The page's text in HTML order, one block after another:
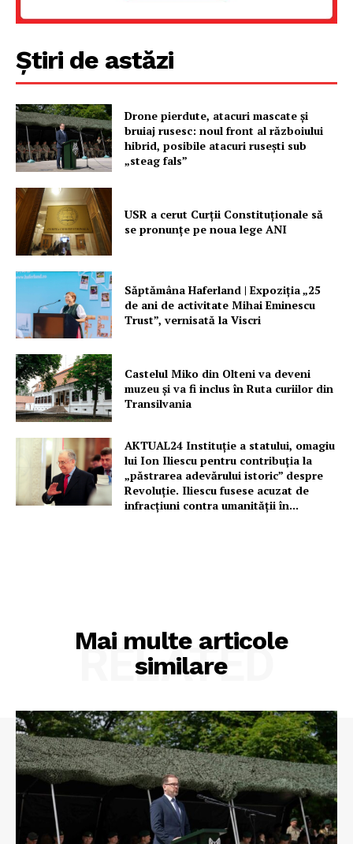
Un proiect
FREEDOM HOUSE ROMÂNIA
PRESShub
Despre noi / Echipa
Proiecte editoriale
Contact
Știri de astăzi
Drone pierdute, atacuri mascate și
bruiaj rusesc: noul front al războiului
hibrid, posibile atacuri rusești sub
„steag fals”
USR a cerut Curții Constituționale să
se pronunțe pe noua lege ANI
Săptămâna Haferland | Expoziţia „25
de ani de activitate Mihai Eminescu
Trust”, vernisată la Viscri
Castelul Miko din Olteni va deveni
muzeu şi va fi inclus în Ruta curiilor din
Transilvania
AKTUAL24 Instituție a statului, omagiu
lui Ion Iliescu pentru contribuția la
„păstrarea adevărului istoric” despre
Revoluție. Iliescu fusese acuzat de
infracțiuni contra umanității în...
Mai multe articole
similare
RELATED